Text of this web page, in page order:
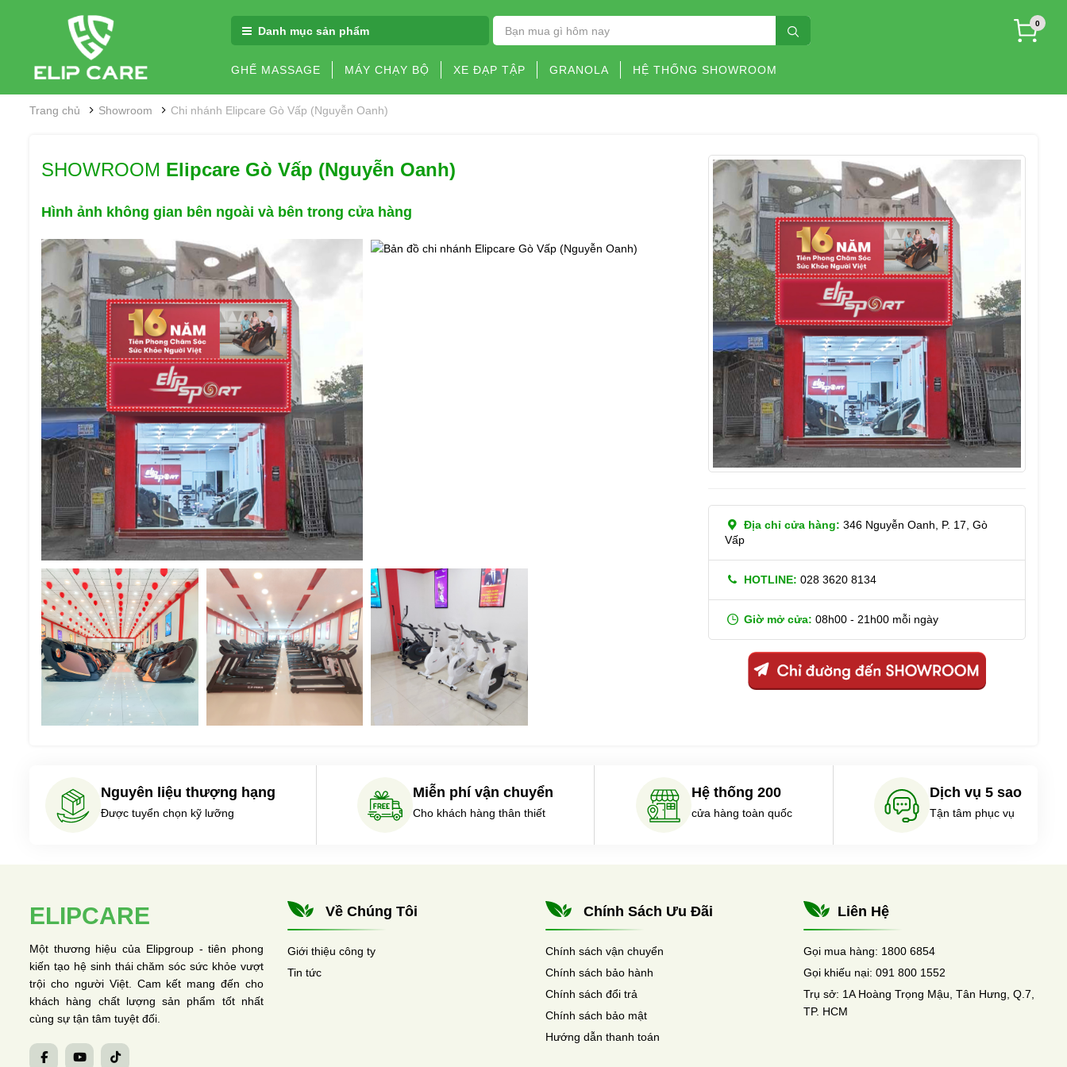
Danh mục sản phẩm
0
GHẾ MASSAGE MÁY CHẠY BỘ XE ĐẠP TẬP GRANOLA HỆ THỐNG SHOWROOM
Trang chủ Showroom Chi nhánh Elipcare Gò Vấp (Nguyễn Oanh)
SHOWROOM Elipcare Gò Vấp (Nguyễn Oanh)
Hình ảnh không gian bên ngoài và bên trong cửa hàng
Địa chỉ cửa hàng: 346 Nguyễn Oanh, P. 17, Gò
Vấp
HOTLINE: 028 3620 8134
Giờ mở cửa: 08h00 - 21h00 mỗi ngày
Nguyên liệu thượng hạng
Được tuyển chọn kỹ lưỡng
Miễn phí vận chuyển
Cho khách hàng thân thiết
Hệ thống 200
cửa hàng toàn quốc
Dịch vụ 5 sao
Tận tâm phục vụ
ELIPCARE
Một thương hiệu của Elipgroup - tiên phong
kiến tạo hệ sinh thái chăm sóc sức khỏe vượt
trội cho người Việt. Cam kết mang đến cho
khách hàng chất lượng sản phẩm tốt nhất
cùng sự tận tâm tuyệt đối.
Về Chúng Tôi
Giới thiệu công ty
Tin tức
Chính Sách Ưu Đãi
Chính sách vận chuyển
Chính sách bảo hành
Chính sách đổi trả
Chính sách bảo mật
Hướng dẫn thanh toán
Liên Hệ
Gọi mua hàng: 1800 6854
Gọi khiếu nại: 091 800 1552
Trụ sở: 1A Hoàng Trọng Mậu, Tân Hưng, Q.7,
TP. HCM